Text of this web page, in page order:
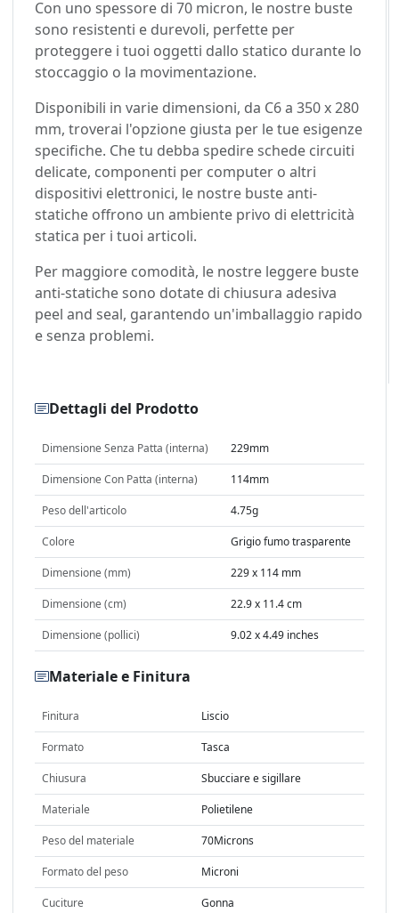
Con uno spessore di 70 micron, le nostre buste
sono resistenti e durevoli, perfette per
proteggere i tuoi oggetti dallo statico durante lo
stoccaggio o la movimentazione.
Disponibili in varie dimensioni, da C6 a 350 x 280
mm, troverai l'opzione giusta per le tue esigenze
specifiche. Che tu debba spedire schede circuiti
delicate, componenti per computer o altri
dispositivi elettronici, le nostre buste anti-
statiche offrono un ambiente privo di elettricità
statica per i tuoi articoli.
Per maggiore comodità, le nostre leggere buste
anti-statiche sono dotate di chiusura adesiva
peel and seal, garantendo un'imballaggio rapido
e senza problemi.
Dettagli del Prodotto
Dimensione Senza Patta (interna) 229mm
Dimensione Con Patta (interna) 114mm
Peso dell'articolo 4.75g
Colore Grigio fumo trasparente
Dimensione (mm) 229 x 114 mm
Dimensione (cm) 22.9 x 11.4 cm
Dimensione (pollici) 9.02 x 4.49 inches
Materiale e Finitura
Finitura Liscio
Formato Tasca
Chiusura Sbucciare e sigillare
Materiale Polietilene
Peso del materiale 70Microns
Formato del peso Microni
Cuciture Gonna